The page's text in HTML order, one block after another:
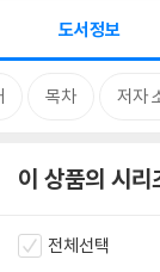
도서정보
목차 저자
이 상품의 시리
전체선택